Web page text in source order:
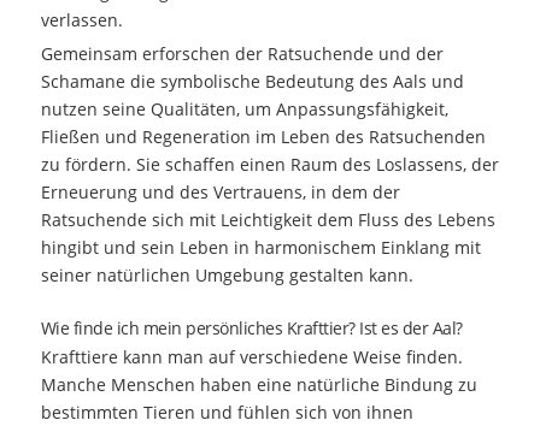
verlassen.
Gemeinsam erforschen der Ratsuchende und der
Schamane die symbolische Bedeutung des Aals und
nutzen seine Qualitäten, um Anpassungsfähigkeit,
Fließen und Regeneration im Leben des Ratsuchenden
zu fördern. Sie schaffen einen Raum des Loslassens, der
Erneuerung und des Vertrauens, in dem der
Ratsuchende sich mit Leichtigkeit dem Fluss des Lebens
hingibt und sein Leben in harmonischem Einklang mit
seiner natürlichen Umgebung gestalten kann.
Wie finde ich mein persönliches Krafttier? Ist es der Aal?
Krafttiere kann man auf verschiedene Weise finden.
Manche Menschen haben eine natürliche Bindung zu
bestimmten Tieren und fühlen sich von ihnen